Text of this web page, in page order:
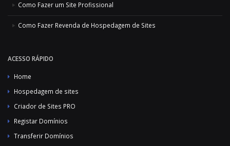
Como Fazer um Site Profissional
Como Fazer Revenda de Hospedagem de Sites
ACESSO RÁPIDO
Home
Hospedagem de sites
Criador de Sites PRO
Registar Domínios
Transferir Domínios